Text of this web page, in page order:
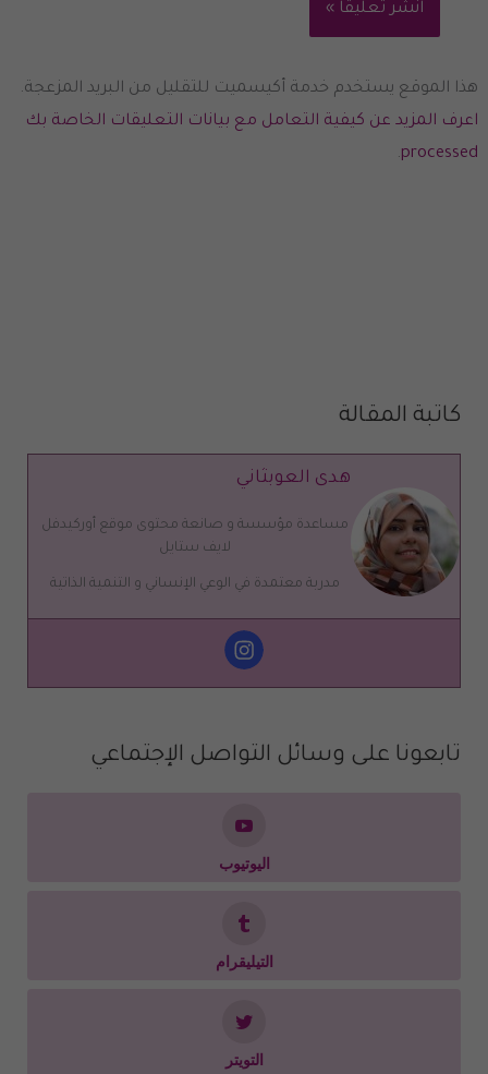
هذا الموقع يستخدم خدمة أكيسميت للتقليل من البريد المزعجة.
اعرف المزيد عن كيفية التعامل مع بيانات التعليقات الخاصة بك
processed
.
كاتبة المقالة
هدى العوبثاني
مساعدة مؤسسة و صانعة محتوى موقع أوركيدفل
لايف ستايل
مدربة معتمدة في الوعي الإنساني و التنمية الذاتية
تابعونا على وسائل التواصل الإجتماعي
اليوتيوب
التيليقرام
التويتر